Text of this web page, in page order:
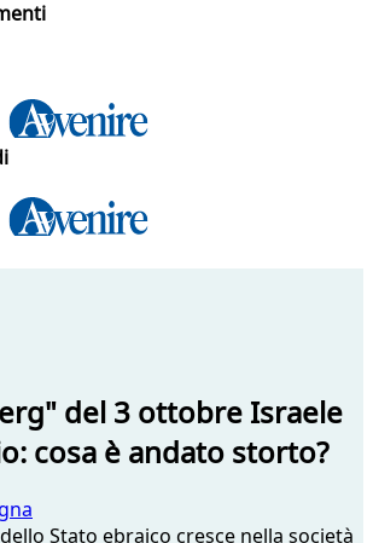
del 3 ottobre Israele
cosa è andato storto?
Stato ebraico cresce nella società